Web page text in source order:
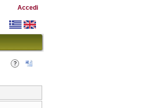
Accedi